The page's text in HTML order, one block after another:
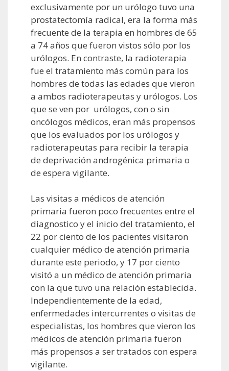
exclusivamente por un urólogo tuvo una
prostatectomía radical, era la forma más
frecuente de la terapia en hombres de 65
a 74 años que fueron vistos sólo por los
urólogos. En contraste, la radioterapia
fue el tratamiento más común para los
hombres de todas las edades que vieron
a ambos radioterapeutas y urólogos. Los
que se ven por urólogos, con o sin
oncólogos médicos, eran más propensos
que los evaluados por los urólogos y
radioterapeutas para recibir la terapia
de deprivación androgénica primaria o
de espera vigilante.
Las visitas a médicos de atención
primaria fueron poco frecuentes entre el
diagnostico y el inicio del tratamiento, el
22 por ciento de los pacientes visitaron
cualquier médico de atención primaria
durante este periodo, y 17 por ciento
visitó a un médico de atención primaria
con la que tuvo una relación establecida.
Independientemente de la edad,
enfermedades intercurrentes o visitas de
especialistas, los hombres que vieron los
médicos de atención primaria fueron
más propensos a ser tratados con espera
vigilante.